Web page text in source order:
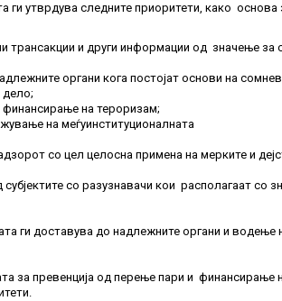
ги утврдува следните приоритети, како
трансакции и други информации од значење за
органи кога постојат основи на
дело;
на тероризам;
на меѓуинституционалната
со цел целосна примена на мерките и
со разузнавачи кои располагаат со
ги доставува до надлежните органи и водење
за превенција од перење пари и финансирање